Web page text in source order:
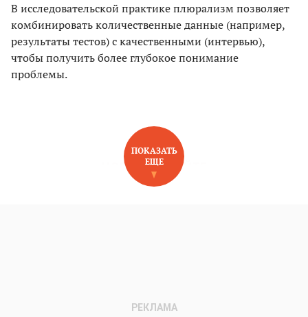
В исследовательской практике плюрализм позволяет
комбинировать количественные данные (например,
результаты тестов) с качественными (интервью),
чтобы получить более глубокое понимание
проблемы.
НОВОЕ НА САЙТЕ
ПОКАЗАТЬ
ЕЩЕ